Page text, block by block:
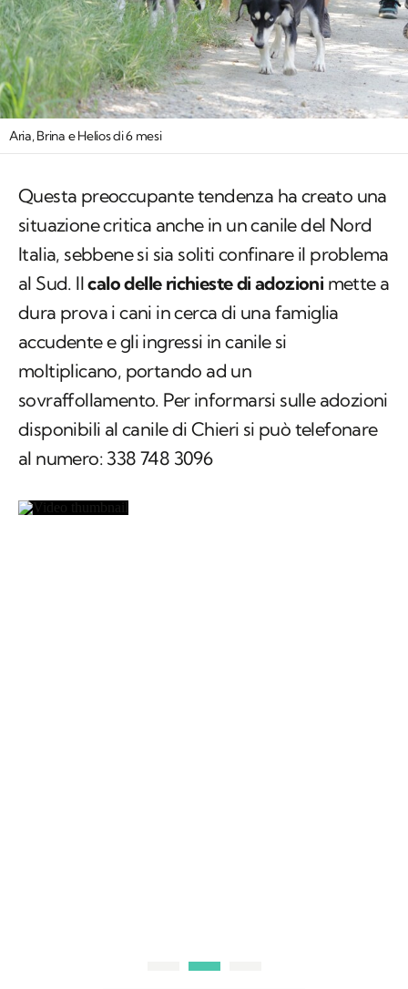
Aria, Brina e Helios di 6 mesi
Questa preoccupante tendenza ha creato una
situazione critica anche in un canile del Nord
Italia, sebbene si sia soliti confinare il problema
al Sud. Ilcalo delle richieste di adozioni mette a
dura prova i cani in cerca di una famiglia
accudente e gli ingressi in canile si
moltiplicano, portando ad un
sovraffollamento. Per informarsi sulle adozioni
disponibili al canile di Chieri si può telefonare
al numero: 338 748 3096